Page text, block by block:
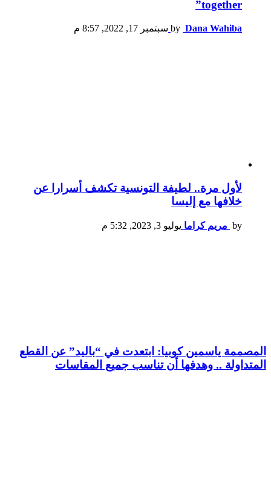
together”
by Dana Wahiba سبتمبر 17, 2022, 8:57 م
لأول مرة.. لطيفة التونسية تكشف أسرارا عن
خلافها مع إليسا
by مريم كراما يوليو 3, 2023, 5:32 م
المصممة ياسمين كوبيا: ابتعدت في “باليد” عن القطع
المتداولة .. وهدفها أن تناسب جميع المقاسات